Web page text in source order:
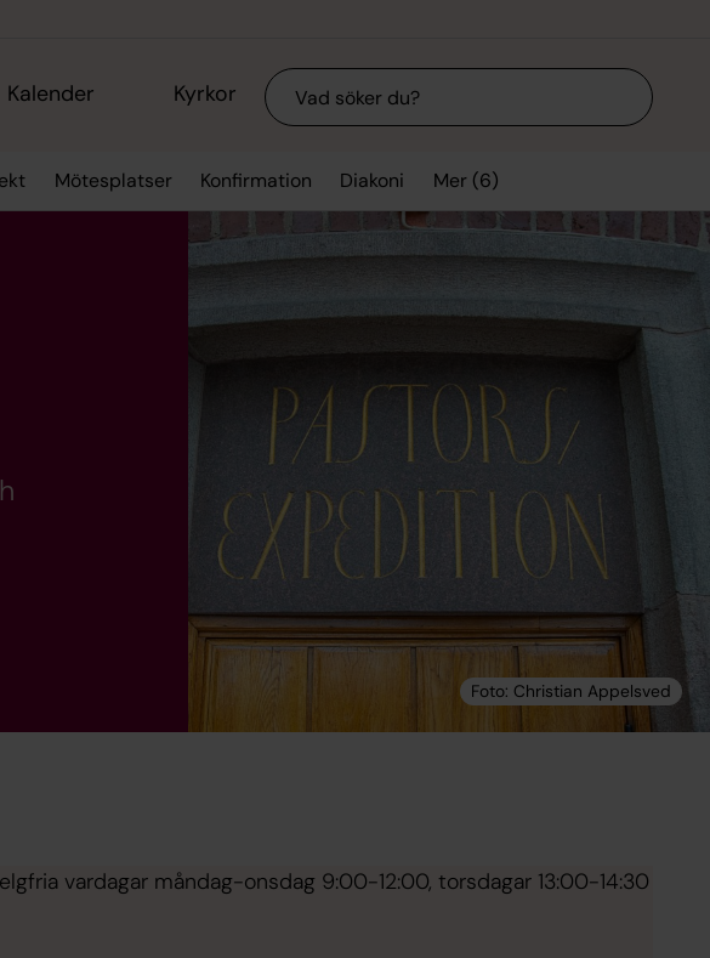
Kalender Kyrkor Sök
Mötesplatser Konfirmation Diakoni Mer (6)
vardagar måndag-onsdag 9:00-12:00, torsdagar 13:00-14:30